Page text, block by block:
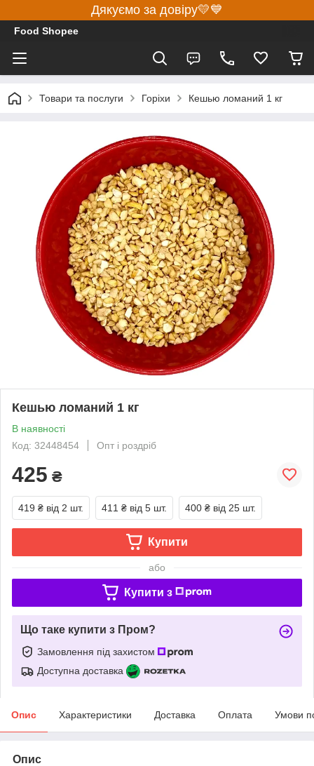
Дякуємо за довіру💛💙
Food Shopee
Товари та послуги Горіхи Кешью ломаний 1 кг
Кешью ломаний 1 кг
В наявності
Код: 32448454
Опт і роздріб
425 ₴
419 ₴ від 2 шт. 411 ₴ від 5 шт. 400 ₴ від 25 шт.
Купити
або
Купити з
Що таке купити з Пром?
Замовлення під захистом
Доступна доставка
Опис Характеристики Доставка Оплата Умови
Опис